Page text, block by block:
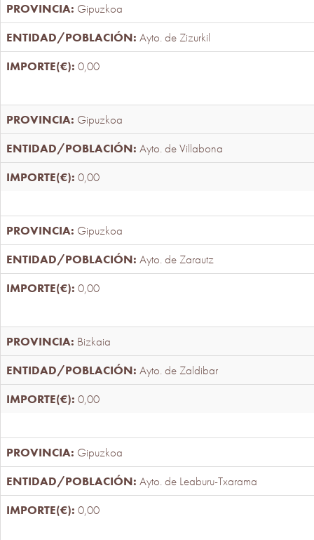
Gipuzkoa
Ayto. de Zizurkil
0,00
Gipuzkoa
Ayto. de Villabona
0,00
Gipuzkoa
Ayto. de Zarautz
0,00
Bizkaia
Ayto. de Zaldibar
0,00
Gipuzkoa
Ayto. de Leaburu-Txarama
0,00